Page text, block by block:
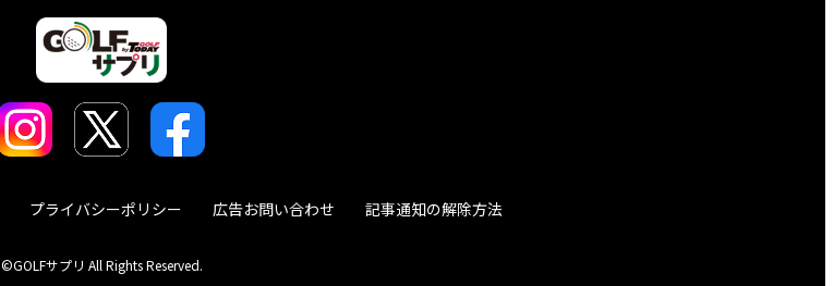
プライバシーポリシー 広告お問い合わせ 記事通知の解除方法
©GOLFサプリ All Rights Reserved.